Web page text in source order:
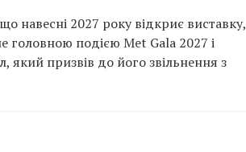
навесні 2027 року відкриє виставку,
головною подією Met Gala 2027 і
який призвів до його звільнення з